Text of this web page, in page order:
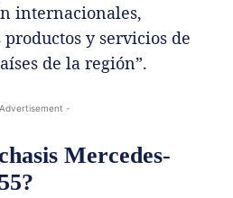
internacionales,
y servicios de
de la región”.
-
Mercedes-